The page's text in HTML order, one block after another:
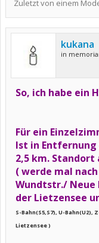
Zuletzt von einem
kukana
in
So, ich habe ein
Für ein
Ist in Entfernung
2,5 km.
( werde mal
Wundtstr./ Neue
der Lietzensee
S-Bahn(S5,S7), U-
Lietzensee )